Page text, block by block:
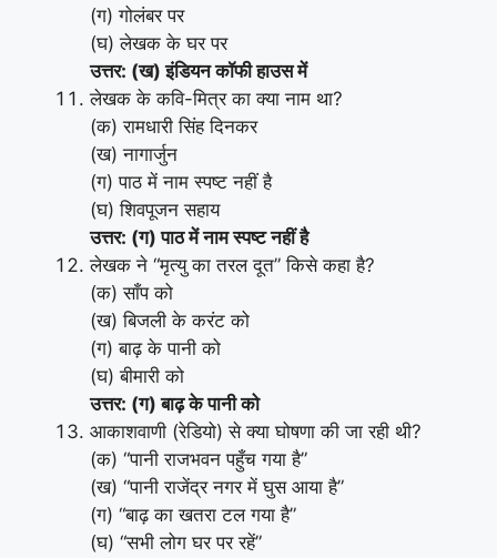
(ग) गोलंबर पर
(घ) लेखक के घर पर
उत्तर: (ख) इंडियन कॉफी हाउस में
लेखक के कवि-मित्र का क्या नाम था?
(क) रामधारी सिंह दिनकर
(ख) नागार्जुन
(ग) पाठ में नाम स्पष्ट नहीं है
(घ) शिवपूजन सहाय
उत्तर: (ग) पाठ में नाम स्पष्ट नहीं है
लेखक ने “मृत्यु का तरल दूत” किसे कहा है?
(क) साँप को
(ख) बिजली के करंट को
(ग) बाढ़ के पानी को
(घ) बीमारी को
उत्तर: (ग) बाढ़ के पानी को
आकाशवाणी (रेडियो) से क्या घोषणा की जा रही थी?
(क) “पानी राजभवन पहुँच गया है”
(ख) “पानी राजेंद्र नगर में घुस आया है”
(ग) “बाढ़ का खतरा टल गया है”
(घ) “सभी लोग घर पर रहें”